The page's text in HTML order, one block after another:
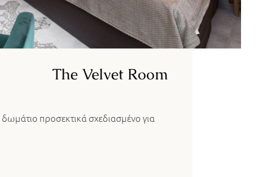
The Velvet Room
προσεκτικά σχεδιασμένο για